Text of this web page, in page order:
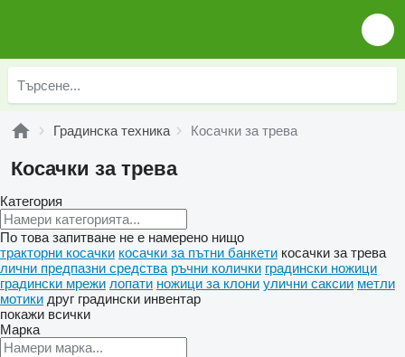
Градинска техника Косачки за трева
Косачки за трева
Категория
По това запитване не е намерено нищо
тракторни косачки косачки за пътни банкети косачки за трева
лични предпазни средства ръчни колички градински ножици
градински мрежи лопати ножици за клони улични саксии метли
мотики друг градински инвентар
покажи всички
Марка